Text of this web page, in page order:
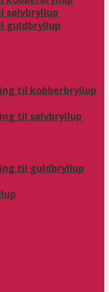
sølvbryllup
guldbryllup
til kobberbryllup
til sølvbryllup
til guldbryllup